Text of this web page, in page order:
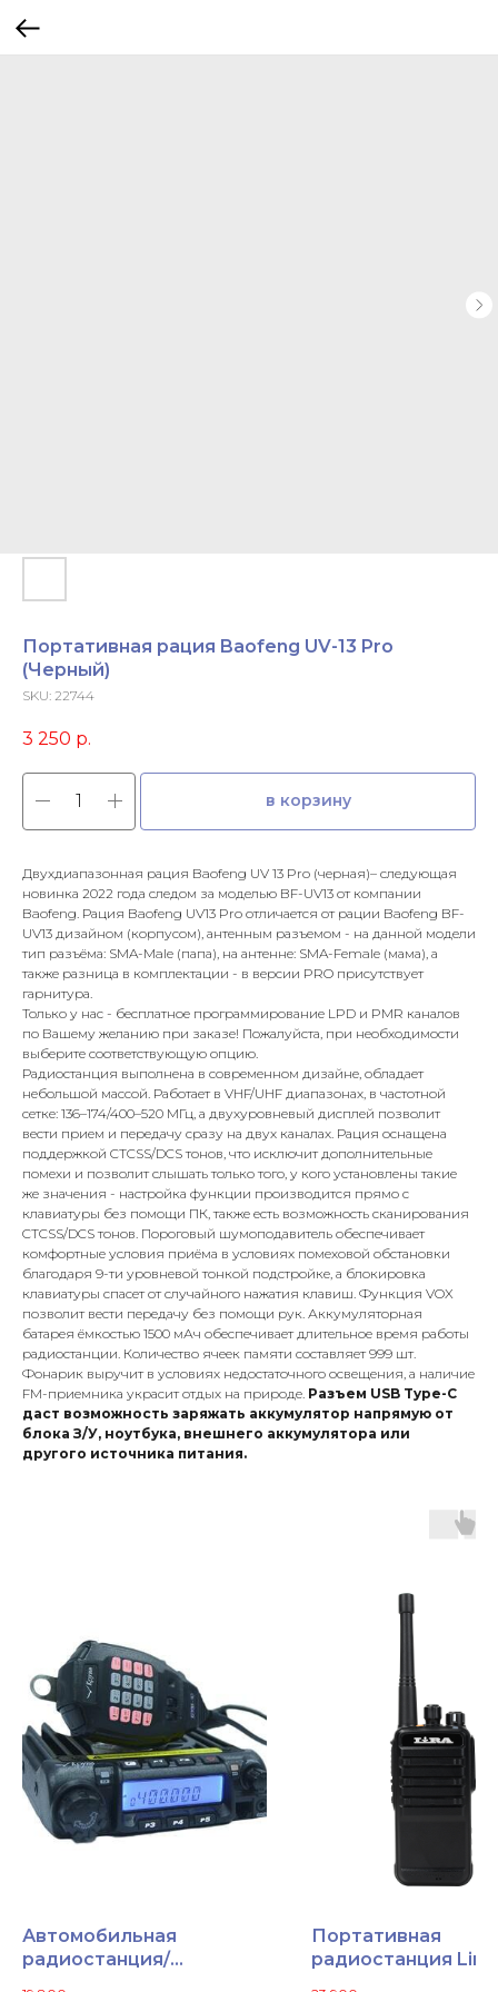
Портативная рация Baofeng UV-13 Pro
(Черный)
SKU: 22744
3 250 р.
в корзину
Двухдиапазонная рация Baofeng UV 13 Pro (черная)– следующая
новинка 2022 года следом за моделью BF-UV13 от компании
Baofeng. Рация Baofeng UV13 Pro отличается от рации Baofeng BF-
UV13 дизайном (корпусом), антенным разъемом - на данной модели
тип разъёма: SMA-Male (папа), на антенне: SMA-Female (мама), а
также разница в комплектации - в версии PRO присутствует
гарнитура.
Только у нас - бесплатное программирование LPD и PMR каналов
по Вашему желанию при заказе! Пожалуйста, при необходимости
выберите соответствующую опцию.
Радиостанция выполнена в современном дизайне, обладает
небольшой массой. Работает в VHF/UHF диапазонах, в частотной
сетке: 136–174/400–520 МГц, а двухуровневый дисплей позволит
вести прием и передачу сразу на двух каналах. Рация оснащена
поддержкой CTCSS/DCS тонов, что исключит дополнительные
помехи и позволит слышать только того, у кого установлены такие
же значения - настройка функции производится прямо с
клавиатуры без помощи ПК, также есть возможность сканирования
CTCSS/DCS тонов. Пороговый шумоподавитель обеспечивает
комфортные условия приёма в условиях помеховой обстановки
благодаря 9-ти уровневой тонкой подстройке, а блокировка
клавиатуры спасет от случайного нажатия клавиш. Функция VOX
позволит вести передачу без помощи рук. Аккумуляторная
батарея ёмкостью 1500 мАч обеспечивает длительное время работы
радиостанции. Количество ячеек памяти составляет 999 шт.
Фонарик выручит в условиях недостаточного освещения, а наличие
FM-приемника украсит отдых на природе. Разъем USB Type-C
даст возможность заряжать аккумулятор напрямую от
блока З/У, ноутбука, внешнего аккумулятора или
другого источника питания.
Автомобильная
радиостанция/
Портативная
радиостанция Lira